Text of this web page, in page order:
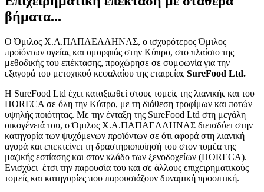
βήματα...
O Όμιλος Χ.Α.ΠΑΠΑΕΛΛΗΝΑΣ, ο ισχυρότερος Όμιλος
προϊόντων υγείας και ομορφιάς στην Κύπρο, στο πλαίσιο της
μεθοδικής του επέκτασης, προχώρησε σε συμφωνία για την
εξαγορά του μετοχικού κεφαλαίου της εταιρείας SureFood Ltd.
Η SureFood Ltd έχει καταξιωθεί στους τομείς της λιανικής και του
HORECA σε όλη την Κύπρο, με τη διάθεση τροφίμων και ποτών
υψηλής ποιότητας. Με την ένταξη της SureFood Ltd στη μεγάλη
οικογένειά του, ο Όμιλος Χ.Α.ΠΑΠΑΕΛΛΗΝΑΣ διεισδύει στην
κατηγορία των ψυχόμενων προϊόντων σε ότι αφορά στη λιανική
αγορά και επεκτείνει τη δραστηριοποίησή του στον τομέα της
μαζικής εστίασης και στον κλάδο των ξενοδοχείων (HORECA).
Ενισχύει έτσι την παρουσία του και σε άλλους επιχειρηματικούς
τομείς και κατηγορίες που παρουσιάζουν δυναμική προοπτική.